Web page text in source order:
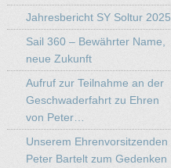
Jahresbericht SY Soltur 2025
Sail 360 – Bewährter Name,
neue Zukunft
Aufruf zur Teilnahme an der
Geschwaderfahrt zu Ehren
von Peter…
Unserem Ehrenvorsitzenden
Peter Bartelt zum Gedenken